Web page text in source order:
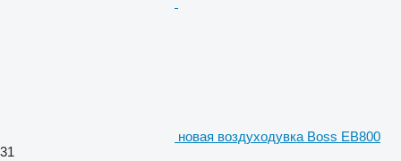
новая воздуходувка Boss EB800
31